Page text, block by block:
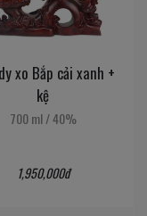
xo Bắp cải xanh +
kệ
700 ml /40%
1,950,000đ